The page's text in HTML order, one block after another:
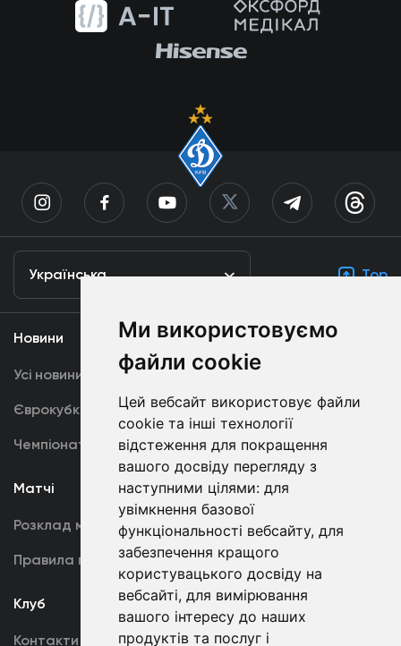
Ми використовуємо
файли cookie
Цей вебсайт використовує файли
cookie та інші технології
відстеження для покращення
вашого досвіду перегляду з
наступними цілями: для
увімкнення базової
функціональності вебсайту, для
забезпечення кращого
користувацького досвіду на
вебсайті, для вимірювання
вашого інтересу до наших
продуктів та послуг і
Українська Top
Новини
Усі новини
Єврокубки
Чемпіонат України
Медіа
Динамо TV
Фотогалерея
Акредитація
Матчі
Розклад матчів
Правила поведінки
Команда
Перша команда
U19
Клуб
Контакти